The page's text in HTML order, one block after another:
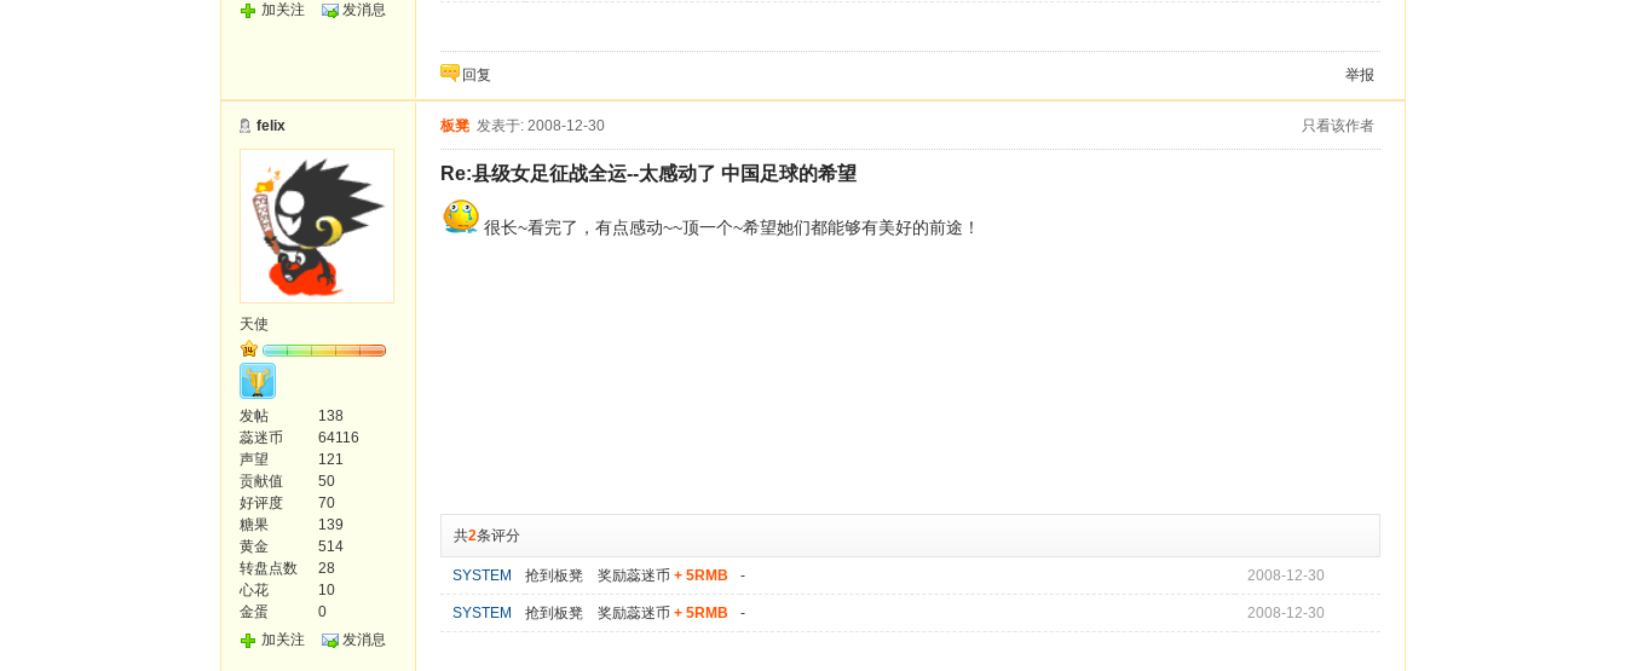
加关注
发消息
回复 举报
felix
天使
发帖
138
蕊迷币
64116
声望
121
贡献值
50
好评度
70
糖果
139
黄金
514
转盘点数
28
心花
10
金蛋
0
加关注
发消息
只看该作者
板凳 发表于: 2008-12-30
Re:县级女足征战全运--太感动了 中国足球的希望
很长~看完了，有点感动~~顶一个~希望她们都能够有美好的前途！
共2条评分
SYSTEM 抢到板凳 奖励蕊迷币 + 5RMB - 2008-12-30
SYSTEM 抢到板凳 奖励蕊迷币 + 5RMB - 2008-12-30